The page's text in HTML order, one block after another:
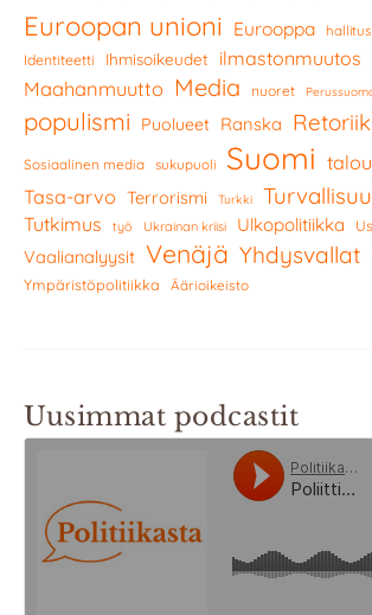
Euroopan unioni Eurooppa hallitus
Identiteetti Ihmisoikeudet ilmastonmuutos
Maahanmuutto Media nuoret
populismi Puolueet Ranska
Sosiaalinen media sukupuoli Suomi
Tasa-arvo Terrorismi Turkki
Tutkimus työ Ukrainan kriisi Ulkopolitiikka
Vaalianalyysit Venäjä Yhdysvallat
Ympäristöpolitiikka Äärioikeisto
Uusimmat podcastit